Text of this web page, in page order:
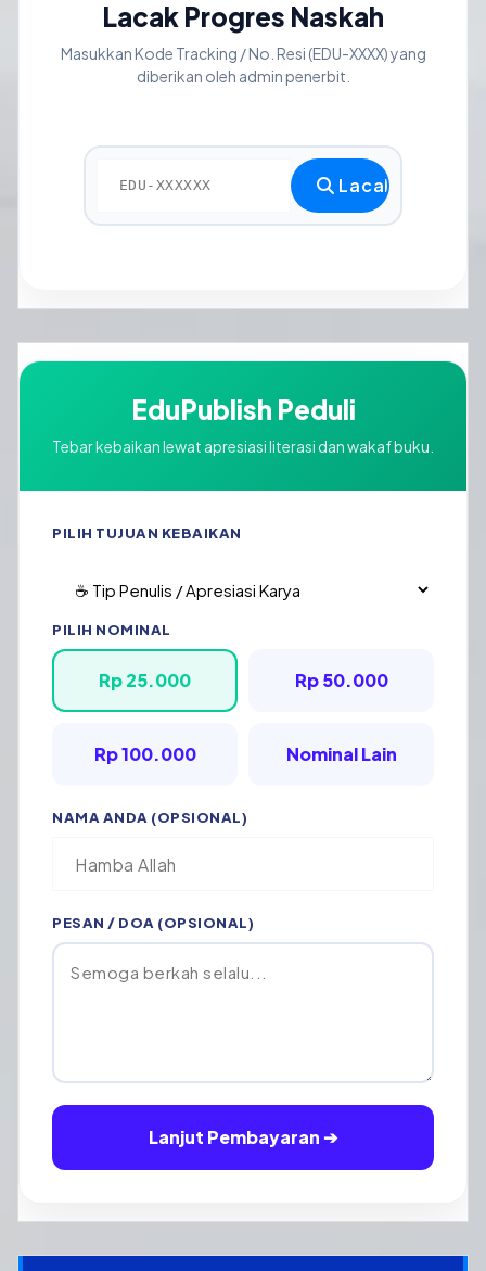
Lacak Progres Naskah
Masukkan Kode Tracking / No. Resi (EDU-XXXX) yang
diberikan oleh admin penerbit.
Lacak
EduPublish Peduli
Tebar kebaikan lewat apresiasi literasi dan wakaf buku.
PILIH TUJUAN KEBAIKAN
PILIH NOMINAL
Rp 25.000 Rp 50.000
Rp 100.000 Nominal Lain
NAMA ANDA (OPSIONAL)
PESAN / DOA (OPSIONAL)
Lanjut Pembayaran ➔